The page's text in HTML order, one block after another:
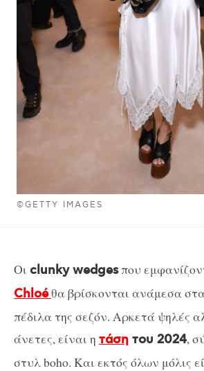
©GETTY IMAGES
Οι clunky wedgesπου
Chloéθα βρίσκονται ανάμεσα
πέδιλα της σεζόν. Αρκετά ψηλές
άνετες, είναι η τάση του 2024,
στυλ boho. Και εκτός όλων μόλις